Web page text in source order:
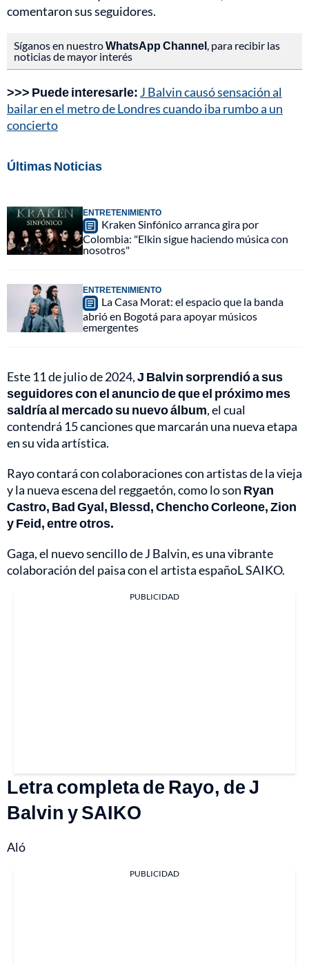
comentaron sus seguidores.
Síganos en nuestroWhatsApp Channel, para recibir las
noticias de mayor interés
>>> Puede interesarle: J Balvin causó sensación al
bailar en el metro de Londres cuando iba rumbo a un
concierto
Últimas Noticias
ENTRETENIMIENTO
Kraken Sinfónico arranca gira por
Colombia: "Elkin sigue haciendo música con
nosotros"
ENTRETENIMIENTO
La Casa Morat: el espacio que la banda
abrió en Bogotá para apoyar músicos
emergentes
Este 11 de julio de 2024,J Balvin sorprendió a sus
seguidores con el anuncio de que el próximo mes
saldría al mercado su nuevo álbum, el cual
contendrá 15 canciones que marcarán una nueva etapa
en su vida artística.
Rayo contará con colaboraciones con artistas de la vieja
y la nueva escena del reggaetón, como lo son Ryan
Castro, Bad Gyal, Blessd, Chencho Corleone, Zion
y Feid, entre otros.
Gaga, el nuevo sencillo de J Balvin, es una vibrante
colaboración del paisa con el artista españoL SAIKO.
PUBLICIDAD
Letra completa de Rayo, de J
Balvin y SAIKO
Aló
PUBLICIDAD